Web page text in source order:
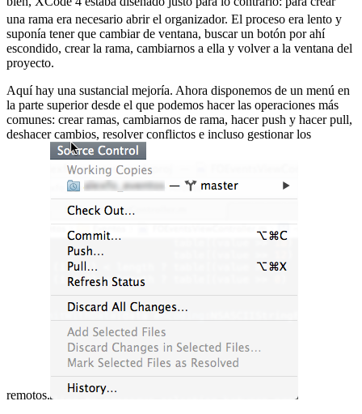
una rama era necesario abrir el organizador. El proceso era lento y
suponía tener que cambiar de ventana, buscar un botón por ahí
escondido, crear la rama, cambiarnos a ella y volver a la ventana del
proyecto.
Aquí hay una sustancial mejoría. Ahora disponemos de un menú en
la parte superior desde el que podemos hacer las operaciones más
comunes: crear ramas, cambiarnos de rama, hacer push y hacer pull,
deshacer cambios, resolver conflictos e incluso gestionar los
remotos.